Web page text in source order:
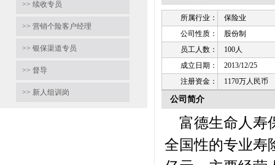
>> 续收专员
>> 营销个险客户经理
>> 银保渠道专员
>> 督导
>> 新人组训岗
所属行业：
保险业
公司性质：
股份制
员工人数：
100人
成立日期：
2013/12/25
注册资金：
1170万人民币
公司简介
富德生命人寿
全国性的专业寿